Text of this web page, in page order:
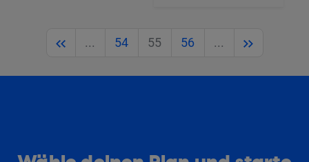
Previous
... 54 55 56 ... Next